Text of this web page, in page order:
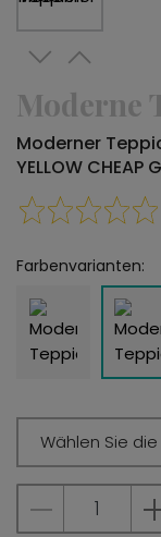
Moderne
Moderner
YELLOW CHEAP
Farbenvarianten:
Wählen Sie